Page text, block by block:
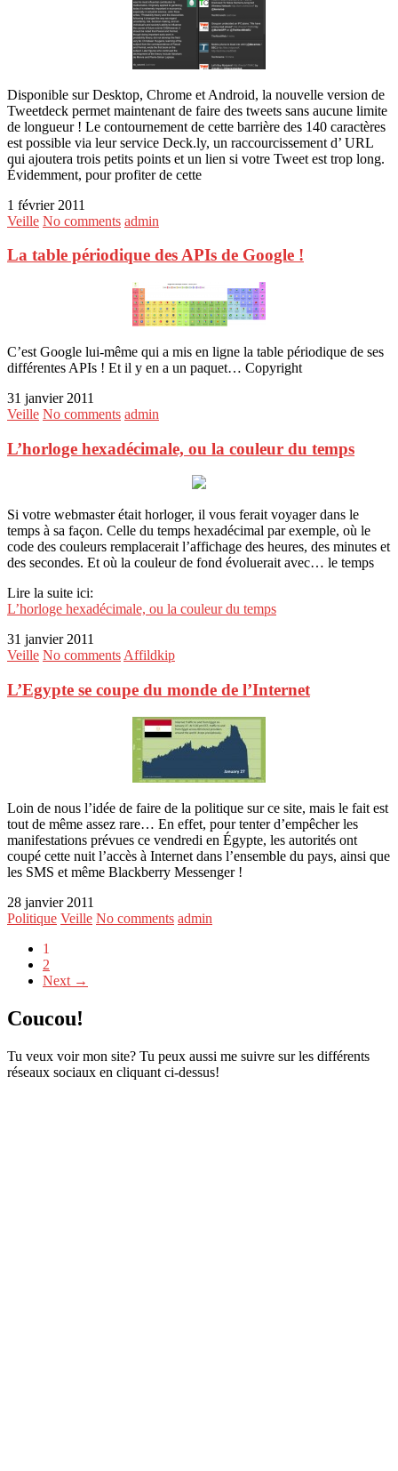
Disponible sur Desktop, Chrome et Android, la nouvelle version de
Tweetdeck permet maintenant de faire des tweets sans aucune limite
de longueur ! Le contournement de cette barrière des 140 caractères
est possible via leur service Deck.ly, un raccourcissement d’ URL
qui ajoutera trois petits points et un lien si votre Tweet est trop long.
Évidemment, pour profiter de cette
1 février 2011
Veille No comments admin
La table périodique des APIs de Google !
C’est Google lui-même qui a mis en ligne la table périodique de ses
différentes APIs ! Et il y en a un paquet… Copyright
31 janvier 2011
Veille No comments admin
L’horloge hexadécimale, ou la couleur du temps
Si votre webmaster était horloger, il vous ferait voyager dans le
temps à sa façon. Celle du temps hexadécimal par exemple, où le
code des couleurs remplacerait l’affichage des heures, des minutes et
des secondes. Et où la couleur de fond évoluerait avec… le temps
Lire la suite ici:
L’horloge hexadécimale, ou la couleur du temps
31 janvier 2011
Veille No commentsAffildkip
L’Egypte se coupe du monde de l’Internet
Loin de nous l’idée de faire de la politique sur ce site, mais le fait est
tout de même assez rare… En effet, pour tenter d’empêcher les
manifestations prévues ce vendredi en Égypte, les autorités ont
coupé cette nuit l’accès à Internet dans l’ensemble du pays, ainsi que
les SMS et même Blackberry Messenger !
28 janvier 2011
Politique Veille No comments admin
1
2
Next →
Coucou!
Tu veux voir mon site? Tu peux aussi me suivre sur les différents
réseaux sociaux en cliquant ci-dessus!